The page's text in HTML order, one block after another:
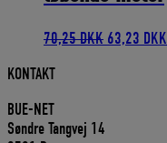
70,25DKK Den
63,23 DKK
KONTAKT
BUE-NET
Søndre Tangvej 14